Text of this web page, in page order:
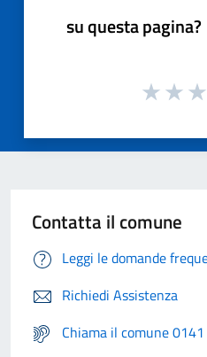
su questa pagina?
Contatta il comune
Leggi le domande
Richiedi Assistenza
Chiama il comune